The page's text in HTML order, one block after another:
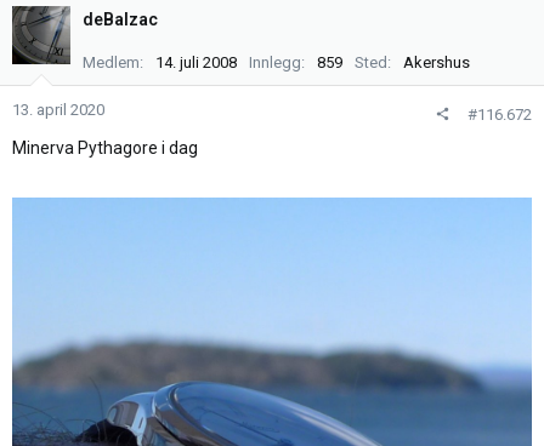
k
s
j
o
n
r
deBalzac
Medlem 14. juli 2008 Innlegg 859 Sted Akershus
13. april 2020 #116.672
Minerva Pythagore i dag